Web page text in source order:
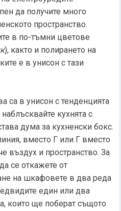
да получите много
пространство.
в по-тъмни цветове
), както и полирането на
е в унисон с тази
са в унисон с тенденцията
кухнята с
дума за кухненски бокс.
вместо Г или Г вместо
въздух и пространство. За
се откажете от
на шкафовете в два реда
един или два
които ще поберат същото